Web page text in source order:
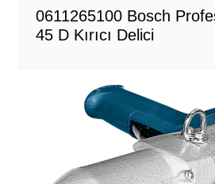
0611265100 Bosch
45 D Kırıcı Delici